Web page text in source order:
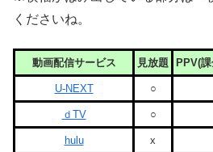
くださいね。
動画配信サービス 見放題 PPV(
U-NEXT ○
ｄTV ○
hulu x